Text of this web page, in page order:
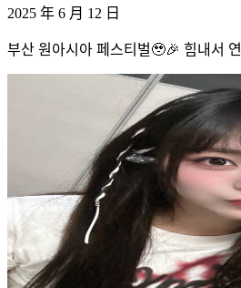
2025 年 6 月 12 日
부산 원아시아 페스티벌🥹🎉 힘내서